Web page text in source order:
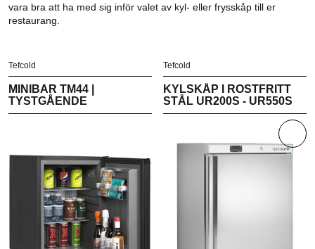
vara bra att ha med sig inför valet av kyl- eller frysskåp till er
restaurang.
Tefcold
MINIBAR TM44 |
TYSTGÅENDE
Tefcold
KYLSKÅP I ROSTFRITT
STÅL UR200S - UR550S